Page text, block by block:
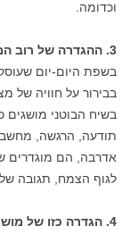
וכדומה.
3. ההגדרה של רוב המושגים הנפשיים/התנהגותיים אינה נפשית(!)
בשפת היום-יום
בבירור על חוויה של
בשיח הבוטני מושגים
תודעה, הרגשה,
אדרבה, הם מוגדרים
לגוף הצמח, תגובה של
4. הגדרה כזו של